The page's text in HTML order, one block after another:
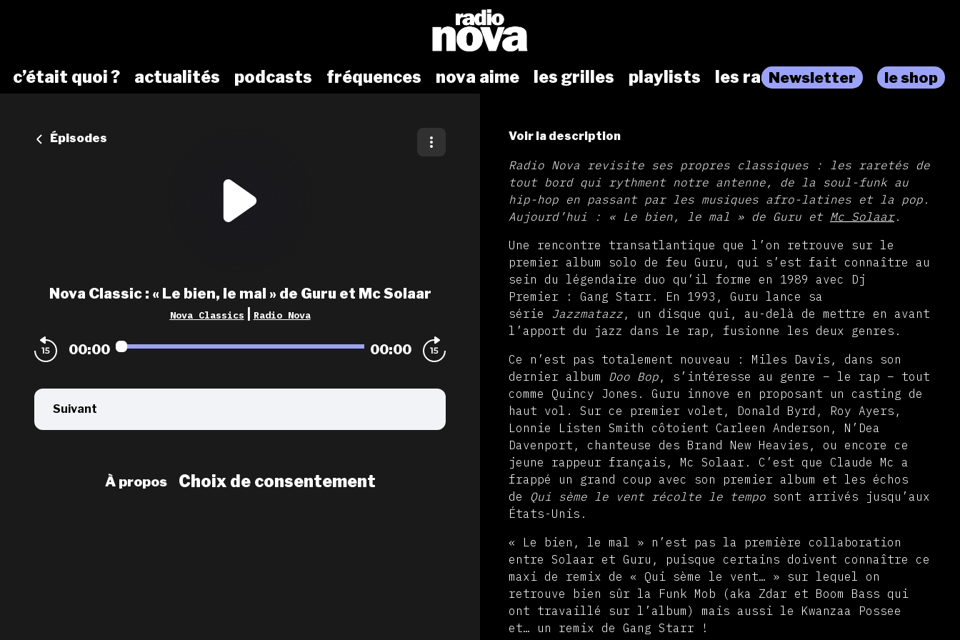
c’était quoi ? actualités podcasts fréquences nova aime les grilles playlists les radiosNewsletter le shop
Épisodes
Nova Classic : « Le bien, le mal » de Guru et Mc Solaar
Nova Classics Radio Nova
00:00 00:00
Suivant
À propos Choix de consentement
Voir la description
Radio Nova revisite ses propres classiques : les raretés de
tout bord qui rythment notre antenne, de la soul-funk au
hip-hop en passant par les musiques afro-latines et la pop.
Aujourd’hui : « Le bien, le mal » de Guru et Mc Solaar.
Une rencontre transatlantique que l’on retrouve sur le
premier album solo de feu Guru, qui s’est fait connaître au
sein du légendaire duo qu’il forme en 1989 avec Dj
Premier : Gang Starr. En 1993, Guru lance sa
série Jazzmatazz , un disque qui, au-delà de mettre en avant
l’apport du jazz dans le rap, fusionne les deux genres.
Ce n’est pas totalement nouveau : Miles Davis, dans son
dernier album Doo Bop , s’intéresse au genre – le rap – tout
comme Quincy Jones. Guru innove en proposant un casting de
haut vol. Sur ce premier volet, Donald Byrd, Roy Ayers,
Lonnie Listen Smith côtoient Carleen Anderson, N’Dea
Davenport, chanteuse des Brand New Heavies, ou encore ce
jeune rappeur français, Mc Solaar. C’est que Claude Mc a
frappé un grand coup avec son premier album et les échos
de Qui sème le vent récolte le tempo sont arrivés jusqu’aux
États-Unis.
« Le bien, le mal » n’est pas la première collaboration
entre Solaar et Guru, puisque certains doivent connaître ce
maxi de remix de « Qui sème le vent… » sur lequel on
retrouve bien sûr la Funk Mob (aka Zdar et Boom Bass qui
ont travaillé sur l’album) mais aussi le Kwanzaa Possee
et… un remix de Gang Starr !